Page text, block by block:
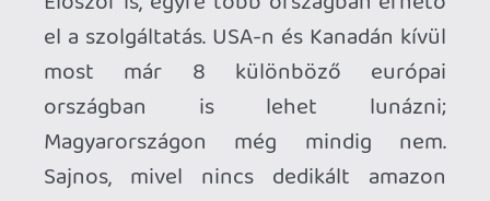
APrime Gamingaz amazon prime-
előfizetőknek (filmek, zene, könyvek,
ingyenes házhozszállítás) adott kis
bónusz, amivel belekóstolhatnak a játék-
streamingbe. Tavalyhoz képest nagyot
fejlődött ez a tier, mert a múltkori egy-
két játékhoz képest immár 24 különböző